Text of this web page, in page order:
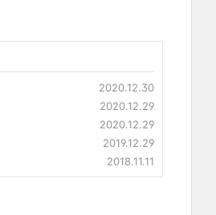
2020.12.30
2020.12.29
2020.12.29
2019.12.29
2018.11.11